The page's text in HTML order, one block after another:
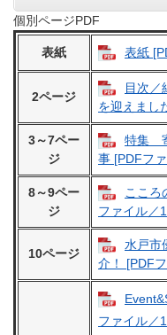
個別ページPDF
表紙 表紙
2ページ
目次／
を迎えまし
3～7ペー
ジ
特集
事 [PDFフ
8～9ペー
ジ
こころ
ファイル／
10ページ
水戸市
介！ [PDF
ファイル／